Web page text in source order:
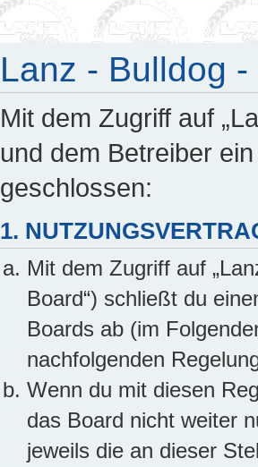
Lanz - Bulldog
Mit dem Zugriff auf
und dem Betreiber
geschlossen:
1.
Mit dem Zugriff auf
Board“) schließt du
Boards ab (im
nachfolgenden
Wenn du mit diesen
das Board nicht weiter
jeweils die an dieser